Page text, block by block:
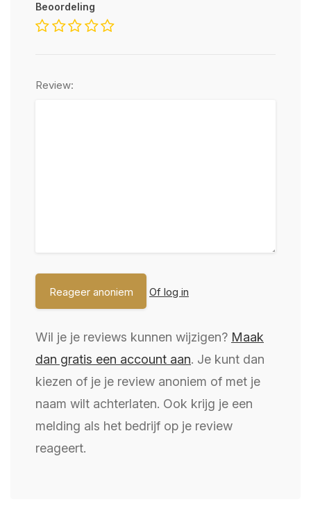
Beoordeling
Review:
Of log in
Wil je je reviews kunnen wijzigen? Maak
dan gratis een account aan. Je kunt dan
kiezen of je je review anoniem of met je
naam wilt achterlaten. Ook krijg je een
melding als het bedrijf op je review
reageert.